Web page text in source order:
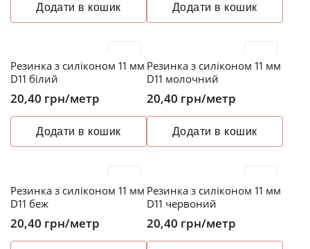
Додати в кошик Додати в кошик
Резинка з силіконом 11 мм
D11 білий
20,40 грн/метр
Додати в кошик
Резинка з силіконом 11 мм
D11 молочний
20,40 грн/метр
Додати в кошик
Резинка з силіконом 11 мм
D11 беж
20,40 грн/метр
Резинка з силіконом 11 мм
D11 червоний
20,40 грн/метр